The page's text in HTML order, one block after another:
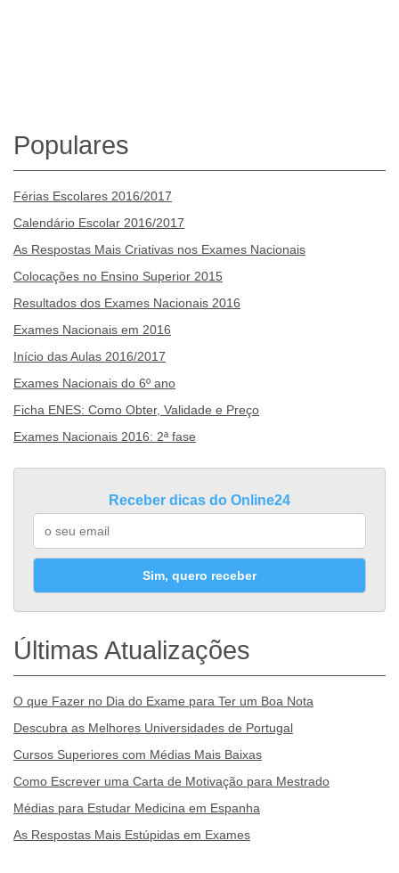
Populares
Férias Escolares 2016/2017
Calendário Escolar 2016/2017
As Respostas Mais Criativas nos Exames Nacionais
Colocações no Ensino Superior 2015
Resultados dos Exames Nacionais 2016
Exames Nacionais em 2016
Início das Aulas 2016/2017
Exames Nacionais do 6º ano
Ficha ENES: Como Obter, Validade e Preço
Exames Nacionais 2016: 2ª fase
Receber dicas do Online24
Sim, quero receber
Últimas Atualizações
O que Fazer no Dia do Exame para Ter um Boa Nota
Descubra as Melhores Universidades de Portugal
Cursos Superiores com Médias Mais Baixas
Como Escrever uma Carta de Motivação para Mestrado
Médias para Estudar Medicina em Espanha
As Respostas Mais Estúpidas em Exames